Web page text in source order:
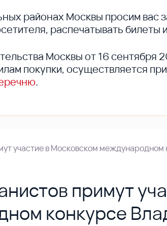
районах Москвы просим
распечатывать билеты
Москвы от 16
покупки, осуществляется
.
участие в Московском
примут
конкурсе